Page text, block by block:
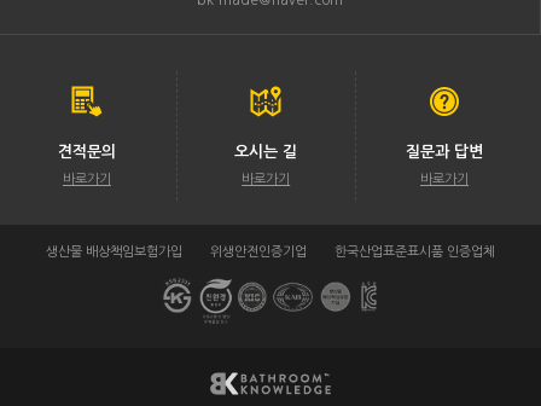
견적문의
바로가기
오시는 길
바로가기
질문과 답변
바로가기
생산물 배상책임보험가입 위생안전인증기업 한국산업표준표시품 인증업체